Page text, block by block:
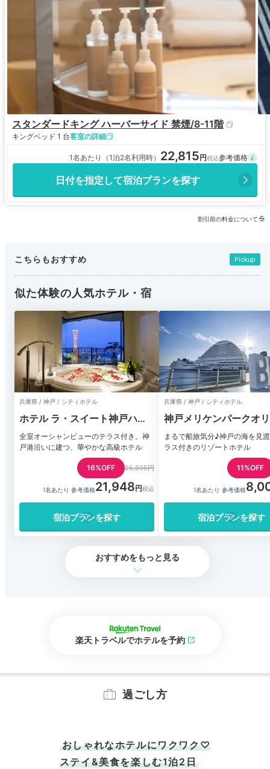
スタンダードキング ハーバーサイド 禁煙/8-11階
キングベッド 1 台客室の詳細
1名あたり（1泊2名利用時） 22,815
日付を指定して宿泊プランを探す
割引前の料金について
こちらもおすすめ Pickup
似た体験の人気ホテル・宿
兵庫県 / 神戸 / シティホテル
ホテル ラ・スイート神戸ハー
バーランド
全室オーシャンビューのテラス付き。神
戸港沿いに建つ、華やかな高級ホテル
16%OFF 25,895円
1名あたり 参考価格21,948
宿泊プランを探す
兵庫県 / 神戸 / シティホテル
神戸メリケンパークオ
ルホテル
まるで船旅気分♪神戸の海を見
ラス付きのリゾートホテル
11%OFF
1名あたり 参考価格
宿泊プランを探す
おすすめをもっと見る
楽天トラベルでホテルを予約
過ごし方
おしゃれなホテルにワクワク♡
ステイ&美食を楽しむ1泊2日